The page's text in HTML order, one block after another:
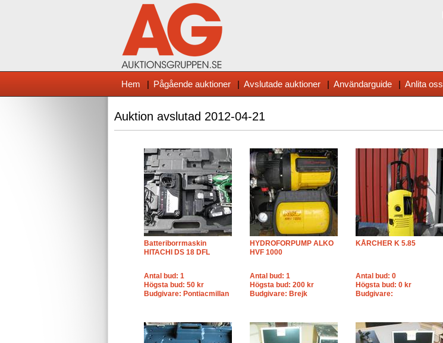
Hem | Pågående auktioner | Avslutade auktioner | Användarguide | Anlita oss
Auktion avslutad 2012-04-21
Batteriborrmaskin
HITACHI DS 18 DFL
Antal bud: 1
Högsta bud: 50 kr
Budgivare: Pontiacmillan
HYDROFORPUMP ALKO
HVF 1000
Antal bud: 1
Högsta bud: 200 kr
Budgivare: Brejk
KÅRCHER K 5.85
Antal bud: 0
Högsta bud: 0 kr
Budgivare: